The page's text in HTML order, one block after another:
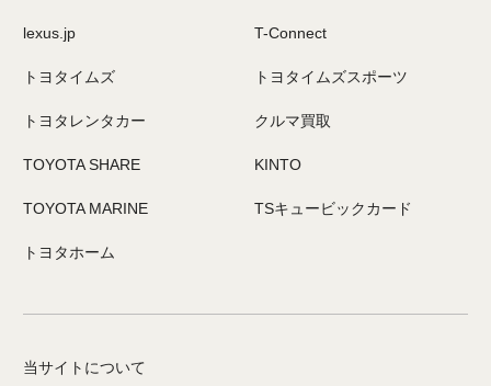
lexus.jp T-Connect
トヨタイムズ トヨタイムズスポーツ
トヨタレンタカー クルマ買取
TOYOTA SHARE KINTO
TOYOTA MARINE TSキュービックカード
トヨタホーム
当サイトについて